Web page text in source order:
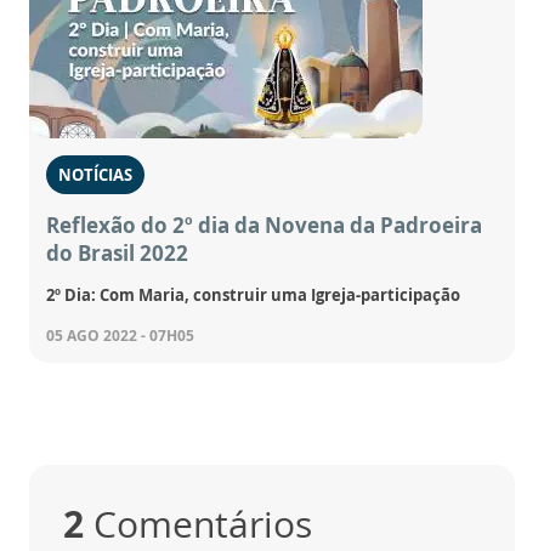
NOTÍCIAS
Reflexão do 2º dia da Novena da Padroeira
do Brasil 2022
2º Dia: Com Maria, construir uma Igreja-participação
05 AGO 2022 - 07H05
2 Comentários